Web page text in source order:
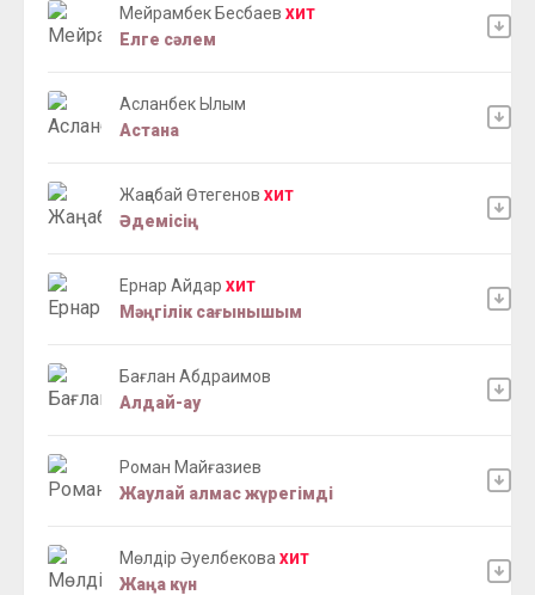
Мейрамбек Бесбаев ХИТ
Елге сәлем
Асланбек Ылым
Астана
Жаңабай Өтегенов ХИТ
Әдемісің
Ернар Айдар ХИТ
Мәңгілік сағынышым
Бағлан Абдраимов
Алдай-ау
Роман Майғазиев
Жаулай алмас жүрегімді
Мөлдір Әуелбекова ХИТ
Жаңа күн